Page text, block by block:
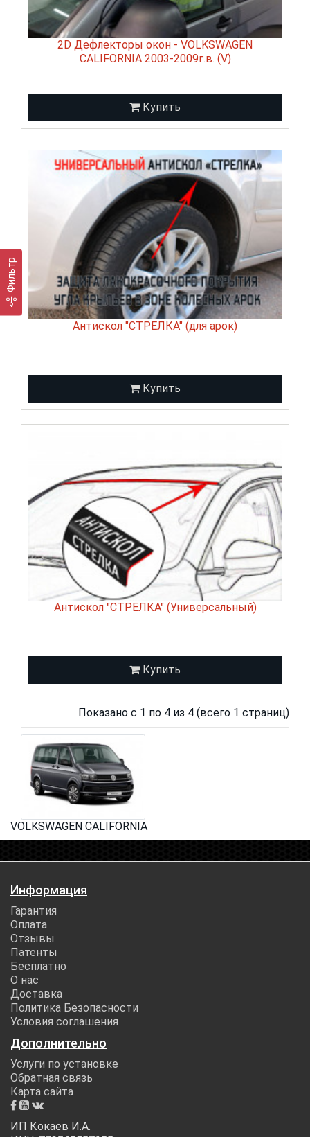
Фильтр
2D Дефлекторы окон - VOLKSWAGEN
CALIFORNIA 2003-2009г.в. (V)
Купить
Антискол "СТРЕЛКА" (для арок)
Купить
Антискол "СТРЕЛКА" (Универсальный)
Купить
Показано с 1 по 4 из 4 (всего 1 страниц)
VOLKSWAGEN CALIFORNIA
Информация
Гарантия
Оплата
Отзывы
Патенты
Бесплатно
О нас
Доставка
Политика Безопасности
Условия соглашения
Дополнительно
Услуги по установке
Обратная связь
Карта сайта
ИП Кокаев И.А.